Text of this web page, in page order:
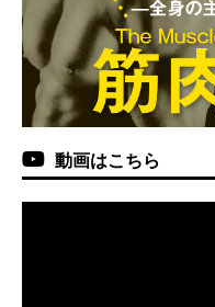
動画はこちら